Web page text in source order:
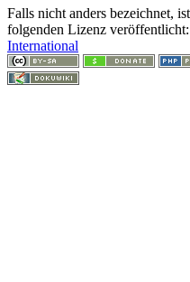
Falls nicht anders bezeichnet,
folgenden Lizenz veröffentlicht:
International